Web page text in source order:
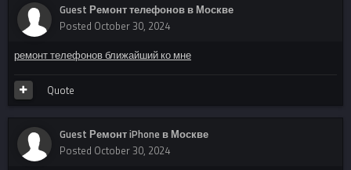
Guest Ремонт телефонов в Москве
Posted October 30, 2024
ремонт телефонов ближайший ко мне
Quote
Guest Ремонт iPhone в Москве
Posted October 30, 2024